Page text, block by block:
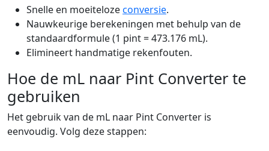
Snelle en moeitelozeconversie.
Nauwkeurige berekeningen met behulp van de
standaardformule (1 pint = 473.176 mL).
Elimineert handmatige rekenfouten.
Hoe de mL naar Pint Converter te
gebruiken
Het gebruik van de mL naar Pint Converter is
eenvoudig. Volg deze stappen: